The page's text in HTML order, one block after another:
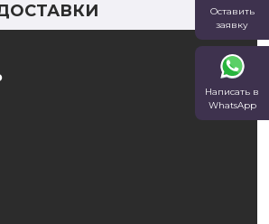
Оставить
заявку
Написать в
WhatsApp